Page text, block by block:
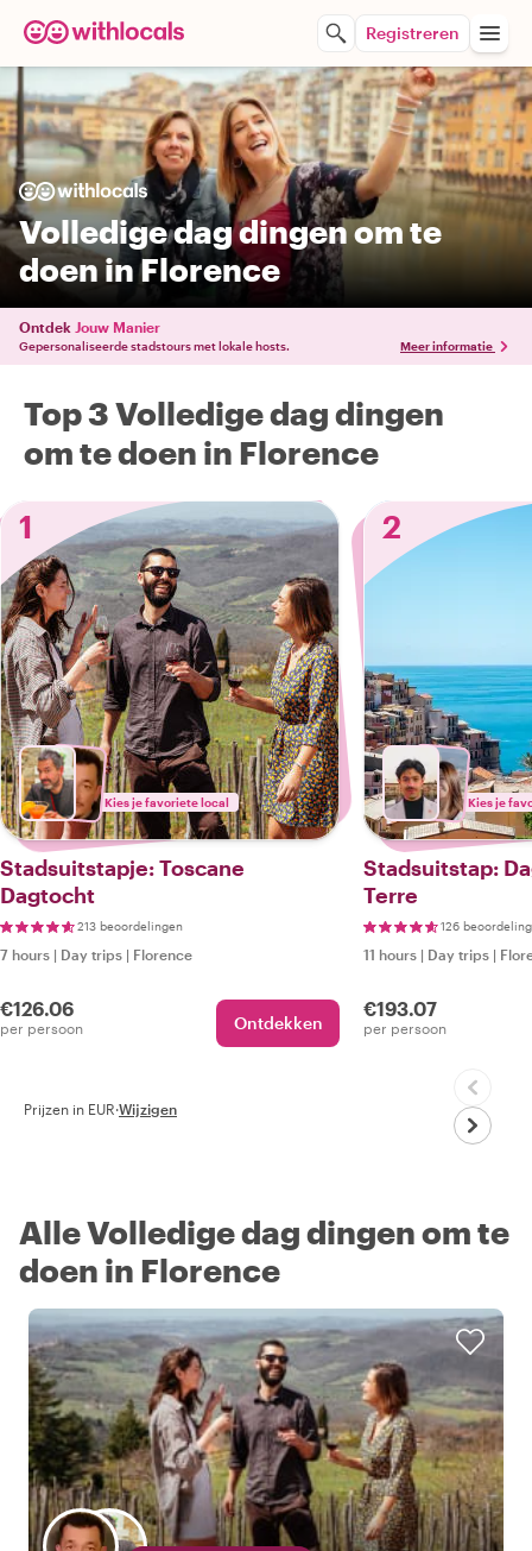
Registreren
Volledige dag dingen om te
doen in Florence
Ontdek Jouw Manier
Gepersonaliseerde stadstours met lokale hosts. Meer informatie
Top 3 Volledige dag dingen
om te doen in Florence
1
Kies je favoriete local
Stadsuitstapje: Toscane
Dagtocht
213 beoordelingen
7 hours | Day trips | Florence
€126.06
per persoon Ontdekken
2
Kies je
Stadsuitstap:
Terre
126
11 hours | Day trips |
€193.07
per persoon
Prijzen in EUR·Wijzigen
Alle Volledige dag dingen om te
doen in Florence